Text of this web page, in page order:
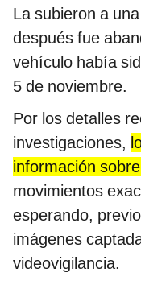
La subieron a
después fue
vehículo había
5 de noviembre.
Por los detalles
investigaciones,
información
movimientos
esperando,
imágenes
videovigilancia.